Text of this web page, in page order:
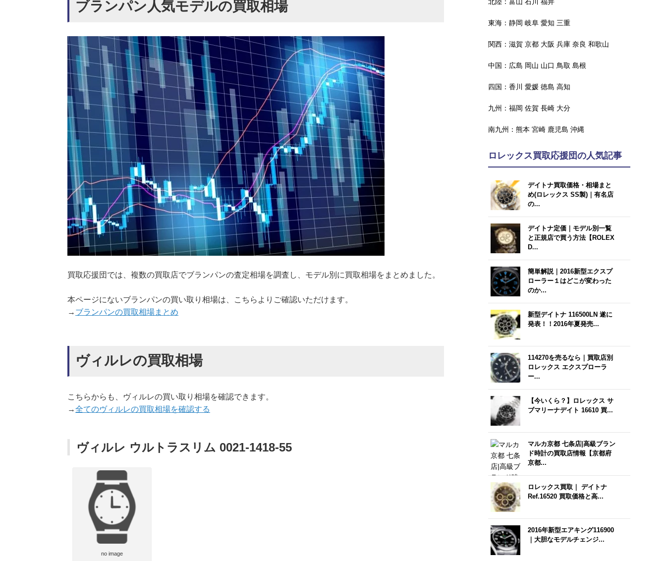
ブランパン人気モデルの買取相場
買取応援団では、複数の買取店でブランパンの査定相場を調査し、モデル別に買取相場をまとめました。
本ページにないブランパンの買い取り相場は、こちらよりご確認いただけます。
→ ブランパンの買取相場まとめ
ヴィルレの買取相場
こちらからも、ヴィルレの買い取り相場を確認できます。
→全てのヴィルレの買取相場を確認する
ヴィルレ ウルトラスリム 0021-1418-55
no image
北陸： 富山 石川 福井
東海： 静岡 岐阜 愛知 三重
関西： 滋賀 京都 大阪 兵庫 奈良 和歌山
中国： 広島 岡山 山口 鳥取 島根
四国： 香川 愛媛 徳島 高知
九州： 福岡 佐賀 長崎 大分
南九州： 熊本 宮崎 鹿児島 沖縄
ロレックス買取応援団の人気記事
デイトナ買取価格・相場まと
め(ロレックス SS製)｜有名店
の...
デイトナ定価｜モデル別一覧
と正規店で買う方法【ROLEX
D...
簡単解説｜2016新型エクスプ
ローラー１はどこが変わった
のか...
新型デイトナ 116500LN 遂に
発表！！2016年夏発売...
114270を売るなら｜買取店別
ロレックス エクスプローラ
ー...
【今いくら？】ロレックス サ
ブマリーナデイト 16610 買...
マルカ京都 七条店|高級ブラン
ド時計の買取店情報【京都府
京都...
ロレックス買取｜ デイトナ
Ref.16520 買取価格と高...
2016年新型エアキング116900
｜大胆なモデルチェンジ...